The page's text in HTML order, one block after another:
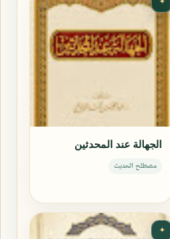
الجهالة عند المحدثين
مصطلح الحديث
✦